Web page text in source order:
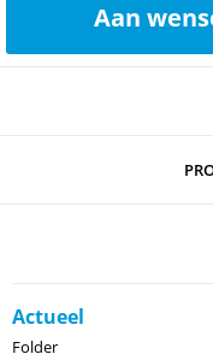
Aan
Actueel
Folder